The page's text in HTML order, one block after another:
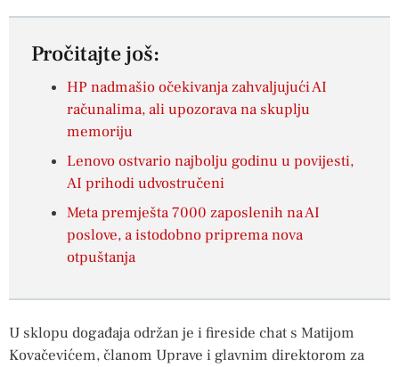
Pročitajte još:
HP nadmašio očekivanja zahvaljujući AI
računalima, ali upozorava na skuplju
memoriju
Lenovo ostvario najbolju godinu u povijesti,
AI prihodi udvostručeni
Meta premješta 7000 zaposlenih na AI
poslove, a istodobno priprema nova
otpuštanja
U sklopu događaja održan je i fireside chat s Matijom
Kovačevićem, članom Uprave i glavnim direktorom za